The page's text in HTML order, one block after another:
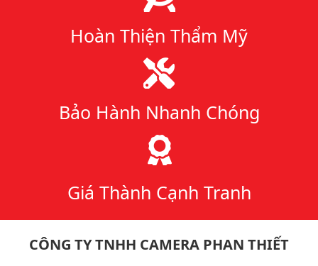
Hoàn Thiện Thẩm Mỹ
Bảo Hành Nhanh Chóng
Giá Thành Cạnh Tranh
CÔNG TY TNHH CAMERA PHAN THIẾT